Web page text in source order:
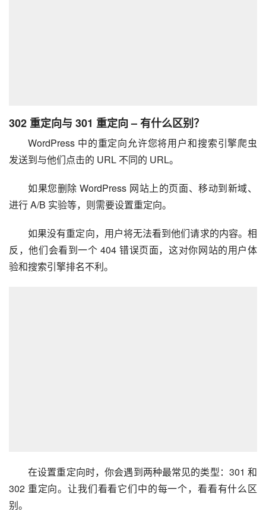
302 重定向与 301 重定向 – 有什么区别？
WordPress 中的重定向允许您将用户和搜索引擎爬虫
发送到与他们点击的 URL 不同的 URL。
如果您删除 WordPress 网站上的页面、移动到新域、
进行 A/B 实验等，则需要设置重定向。
如果没有重定向，用户将无法看到他们请求的内容。相
反，他们会看到一个 404 错误页面，这对你网站的用户体
验和搜索引擎排名不利。
在设置重定向时，你会遇到两种最常见的类型：301 和
302 重定向。让我们看看它们中的每一个，看看有什么区
别。